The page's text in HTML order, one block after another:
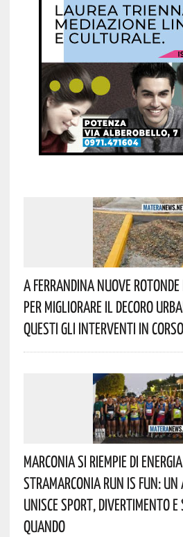
A Ferrandina Nuove
Per Migliorare Il Decoro
Questi Gli Interventi In Corso
Marconia Si Riempie Di
StraMarconia Run Is Fun:
Unisce Sport, Divertimento
Quando